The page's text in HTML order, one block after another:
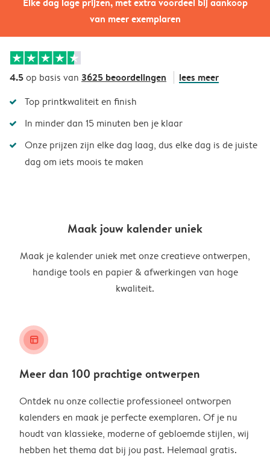
van meer exemplaren
4.5op basis van 3625 beoordelingen lees meer
Top printkwaliteit en finish
In minder dan 15 minuten ben je klaar
Onze prijzen zijn elke dag laag, dus elke dag is de juiste
dag om iets moois te maken
Maak jouw kalender uniek
Maak je kalender uniek met onze creatieve ontwerpen,
handige tools en papier & afwerkingen van hoge
kwaliteit.
layout_alt
Meer dan 100 prachtige ontwerpen
Ontdek nu onze collectie professioneel ontworpen
kalenders en maak je perfecte exemplaren. Of je nu
houdt van klassieke, moderne of gebloemde stijlen, wij
hebben het thema dat bij jou past. Helemaal gratis.